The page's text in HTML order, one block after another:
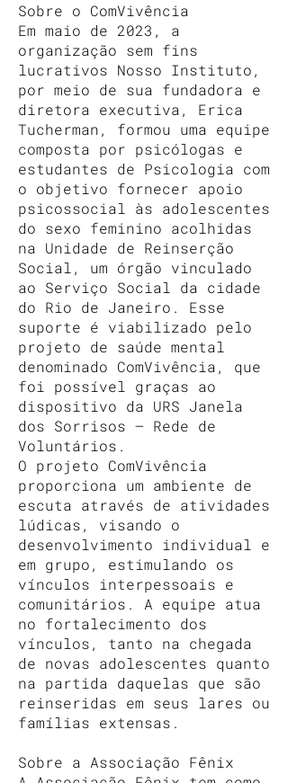
Sobre o ComVivência
Em maio de 2023, a
organização sem fins
lucrativos Nosso Instituto,
por meio de sua fundadora e
diretora executiva, Erica
Tucherman, formou uma equipe
composta por psicólogas e
estudantes de Psicologia com
o objetivo fornecer apoio
psicossocial às adolescentes
do sexo feminino acolhidas
na Unidade de Reinserção
Social, um órgão vinculado
ao Serviço Social da cidade
do Rio de Janeiro. Esse
suporte é viabilizado pelo
projeto de saúde mental
denominado ComVivência, que
foi possível graças ao
dispositivo da URS Janela
dos Sorrisos – Rede de
Voluntários.
O projeto ComVivência
proporciona um ambiente de
escuta através de atividades
lúdicas, visando o
desenvolvimento individual e
em grupo, estimulando os
vínculos interpessoais e
comunitários. A equipe atua
no fortalecimento dos
vínculos, tanto na chegada
de novas adolescentes quanto
na partida daquelas que são
reinseridas em seus lares ou
famílias extensas.
Sobre a Associação Fênix